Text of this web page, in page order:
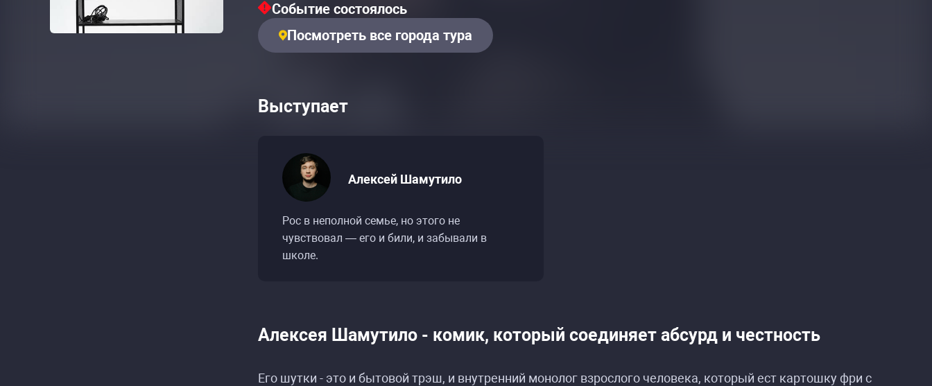
Событие состоялось
Посмотреть все города тура
Выступает
Алексей Шамутило
Рос в неполной семье, но этого не
чувствовал — его и били, и забывали в
школе.
Алексея Шамутило - комик, который соединяет абсурд и честность
Его шутки - это и бытовой трэш, и внутренний монолог взрослого человека, который ест картошку фри с